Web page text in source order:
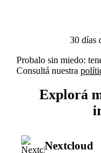
30 días
Probalo sin miedo:
Consultá nuestra
Explorá
Nextcloud